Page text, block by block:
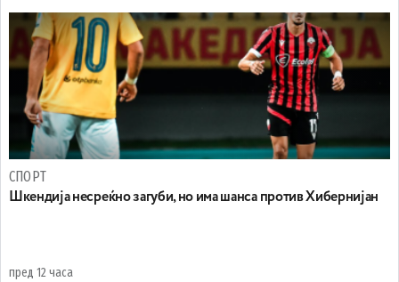
СПОРТ
Шкендија несреќно загуби, но има шанса против Хибернијан
пред 12 часа